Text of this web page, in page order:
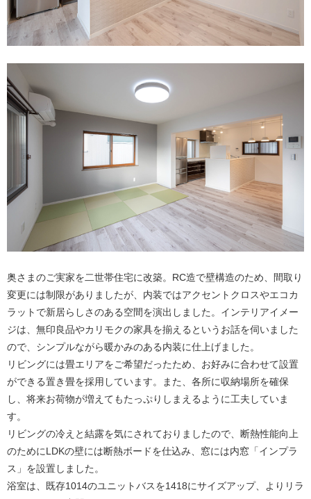
奥さまのご実家を二世帯住宅に改築。RC造で壁構造のため、間取り
変更には制限がありましたが、内装ではアクセントクロスやエコカ
ラットで新居らしさのある空間を演出しました。インテリアイメー
ジは、無印良品やカリモクの家具を揃えるというお話を伺いました
ので、シンプルながら暖かみのある内装に仕上げました。
リビングには畳エリアをご希望だったため、お好みに合わせて設置
ができる置き畳を採用しています。また、各所に収納場所を確保
し、将来お荷物が増えてもたっぷりしまえるように工夫していま
す。
リビングの冷えと結露を気にされておりましたので、断熱性能向上
のためにLDKの壁には断熱ボードを仕込み、窓には内窓「インプラ
ス」を設置しました。
浴室は、既存1014のユニットバスを1418にサイズアップ、よりリラ